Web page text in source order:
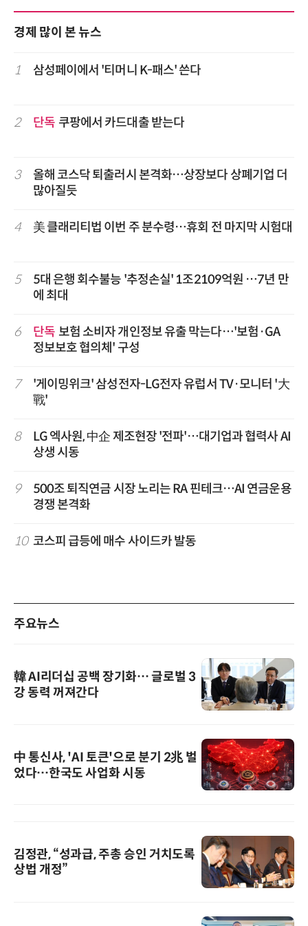
경제 많이 본 뉴스
1 삼성페이에서 '티머니 K-패스' 쓴다
2 단독 쿠팡에서 카드대출 받는다
3
올해 코스닥 퇴출러시 본격화…상장보다 상폐기업 더
많아질듯
4 美 클래리티법 이번 주 분수령…휴회 전 마지막 시험대
5
5대 은행 회수불능 '추정손실' 1조2109억원 …7년 만
에 최대
6 단독 보험 소비자 개인정보 유출 막는다…'보험·GA
정보보호 협의체' 구성
7
'게이밍위크' 삼성전자-LG전자 유럽서 TV·모니터 '大
戰'
8
LG 엑사원, 中企 제조현장 '전파'…대기업과 협력사 AI
상생 시동
9
500조 퇴직연금 시장 노리는 RA 핀테크…AI 연금운용
경쟁 본격화
10 코스피 급등에 매수 사이드카 발동
주요뉴스
韓 AI리더십 공백 장기화… 글로벌 3
강 동력 꺼져간다
中 통신사, 'AI 토큰'으로 분기 2兆 벌
었다…한국도 사업화 시동
김정관, “성과급, 주총 승인 거치도록
상법 개정”